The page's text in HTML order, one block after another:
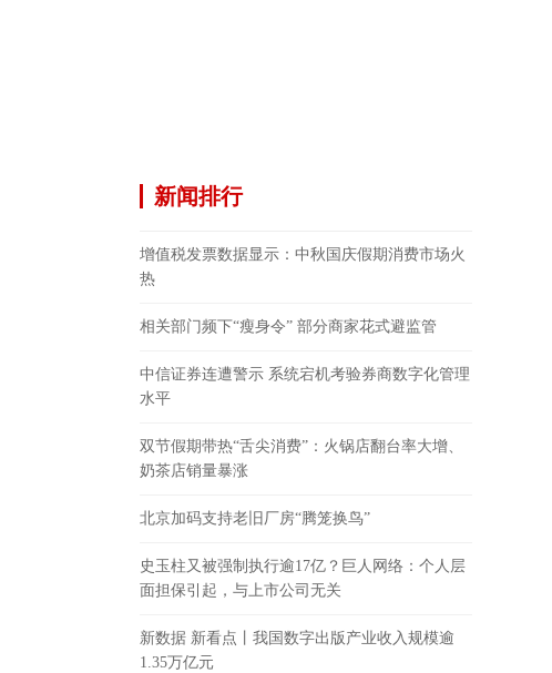
新闻排行
增值税发票数据显示：中秋国庆假期消费市场火
热
相关部门频下“瘦身令” 部分商家花式避监管
中信证券连遭警示 系统宕机考验券商数字化管理
水平
双节假期带热“舌尖消费”：火锅店翻台率大增、
奶茶店销量暴涨
北京加码支持老旧厂房“腾笼换鸟”
史玉柱又被强制执行逾17亿？巨人网络：个人层
面担保引起，与上市公司无关
新数据 新看点丨我国数字出版产业收入规模逾
1.35万亿元